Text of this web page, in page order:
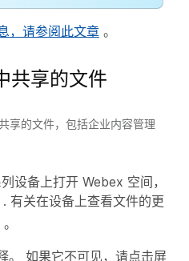
，请参阅此文章 。
共享的文件
享的文件，包括企业内容管理
设备上打开 Webex 空间，
. 有关在设备上查看文件的更
。
。 如果它不可见，请点击屏